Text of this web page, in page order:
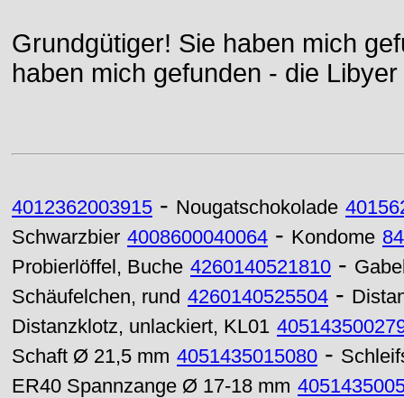
Grundgütiger! Sie haben mich
haben mich gefunden - die
4012362003915 - Nougatschokolade
Schwarzbier 4008600040064 - Kondome
Probierlöffel, Buche 4260140521810 -
Schäufelchen, rund 4260140525504 -
Distanzklotz, unlackiert, KL01
Schaft Ø 21,5 mm 4051435015080 -
ER40 Spannzange Ø 17-18 mm